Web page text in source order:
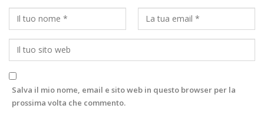
Salva il mio nome, email e sito web in questo browser per la
prossima volta che commento.